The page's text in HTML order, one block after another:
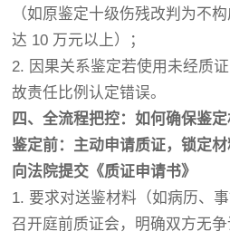
（如原鉴定十级伤残改判为不
达 10 万元以上）；
2. 因果关系鉴定若使用未经质
故责任比例认定错误。
四、全流程把控：如何确保鉴定
鉴定前：主动申请质证，锁定材
向法院提交《质证申请书》
1. 要求对送鉴材料（如病历、
召开庭前质证会，明确双方无争